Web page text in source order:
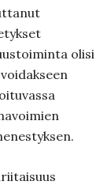
olisi